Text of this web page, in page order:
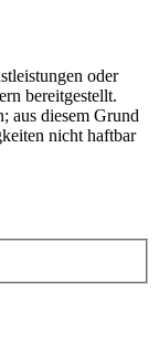
oder
bereitgestellt.
aus diesem Grund
nicht haftbar